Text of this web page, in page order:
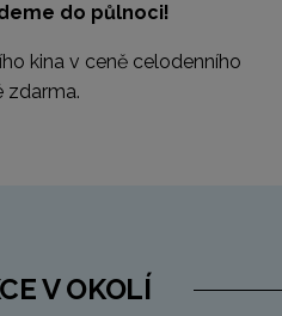
do půlnoci!
kina v ceně celodenního
zdarma.
V OKOLÍ